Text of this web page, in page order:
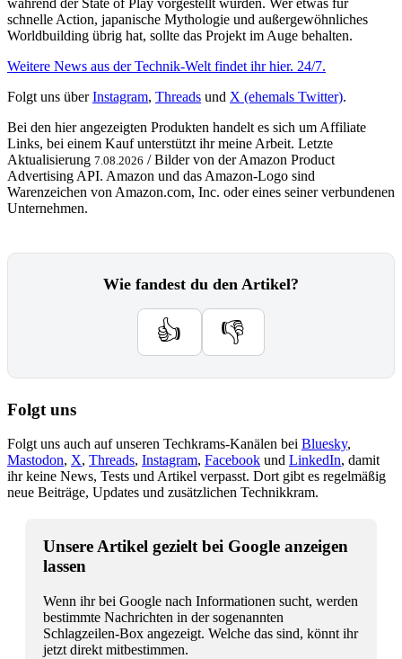
während der State of Play vorgestellt wurden. Wer etwas für
schnelle Action, japanische Mythologie und außergewöhnliches
Worldbuilding übrig hat, sollte das Projekt im Auge behalten.
Weitere News aus der Technik-Welt findet ihr hier. 24/7.
Folgt uns überInstagram, Threads und X (ehemals Twitter).
Bei den hier angezeigten Produkten handelt es sich um Affiliate
Links, bei einem Kauf unterstützt ihr meine Arbeit. Letzte
Aktualisierung 7.08.2026 / Bilder von der Amazon Product
Advertising API. Amazon und das Amazon-Logo sind
Warenzeichen von Amazon.com, Inc. oder eines seiner verbundenen
Unternehmen.
Wie fandest du den Artikel?
👍 👎
Folgt uns
Folgt uns auch auf unseren Techkrams-Kanälen bei Bluesky,
Mastodon, X, Threads, Instagram, Facebook und LinkedIn, damit
ihr keine News, Tests und Artikel verpasst. Dort gibt es regelmäßig
neue Beiträge, Updates und zusätzlichen Technikkram.
Unsere Artikel gezielt bei Google anzeigen
lassen
Wenn ihr bei Google nach Informationen sucht, werden
bestimmte Nachrichten in der sogenannten
Schlagzeilen-Box angezeigt. Welche das sind, könnt ihr
jetzt direkt mitbestimmen.